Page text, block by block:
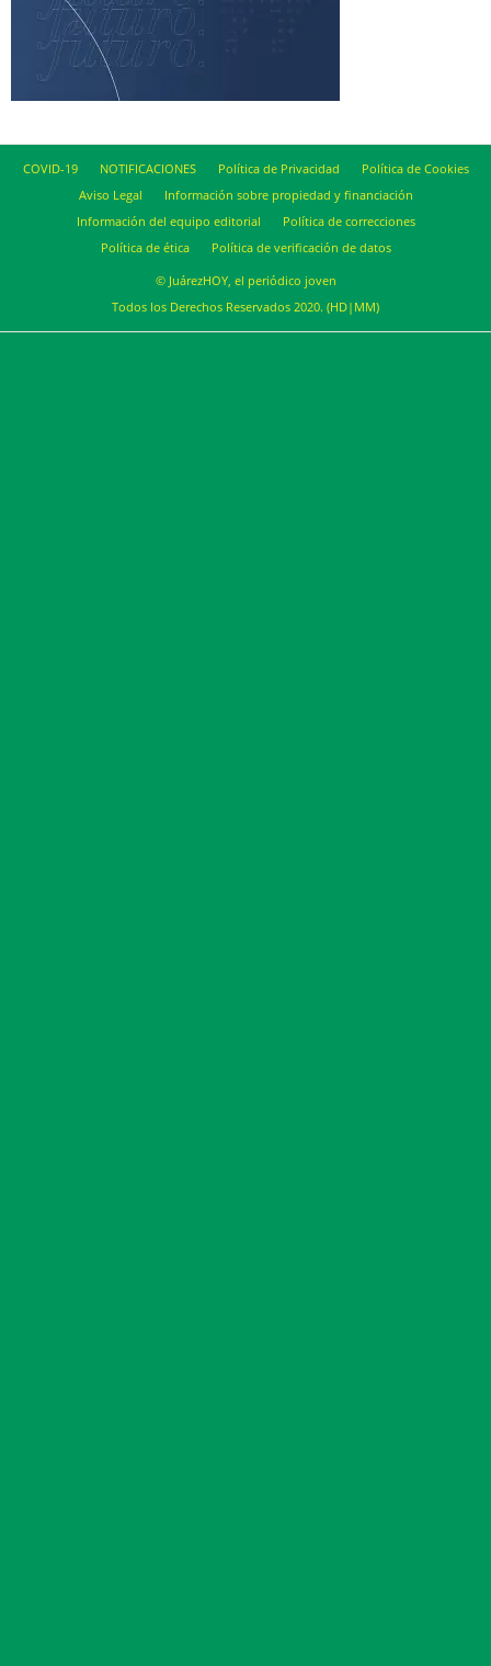
COVID-19 NOTIFICACIONES Política de Privacidad
Política de Cookies
Aviso Legal
Información sobre propiedad y financiación
Información del equipo editorial
Política de correcciones
Política de ética
Política de verificación de datos
© JuárezHOY, el periódico joven
Todos los Derechos Reservados 2020. (HD|MM)